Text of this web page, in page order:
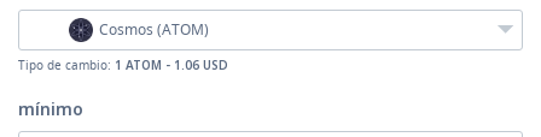
Cosmos (ATOM)
Tipo de cambio: 1 ATOM - 1.06 USD
mínimo